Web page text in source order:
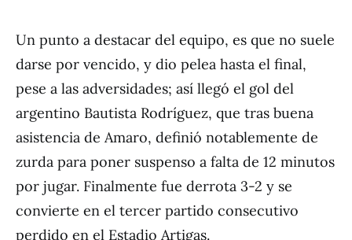
Un punto a destacar del equipo, es que no suele
darse por vencido, y dio pelea hasta el final,
pese a las adversidades; así llegó el gol del
argentino Bautista Rodríguez, que tras buena
asistencia de Amaro, definió notablemente de
zurda para poner suspenso a falta de 12 minutos
por jugar. Finalmente fue derrota 3-2 y se
convierte en el tercer partido consecutivo
perdido en el Estadio Artigas.